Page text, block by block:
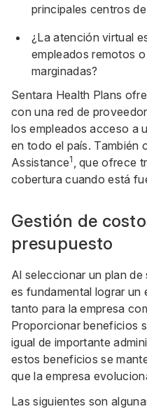
principales centros
¿La atención virtual
empleados remotos
marginadas?
Sentara Health Plans
con una red de
los empleados acceso a
en todo el país. También
Assistance1
, que ofrece
cobertura cuando está
Gestión de
presupuesto
Al seleccionar un plan de
es fundamental lograr un
tanto para la empresa
Proporcionar beneficios
igual de importante
estos beneficios se
que la empresa
Las siguientes son